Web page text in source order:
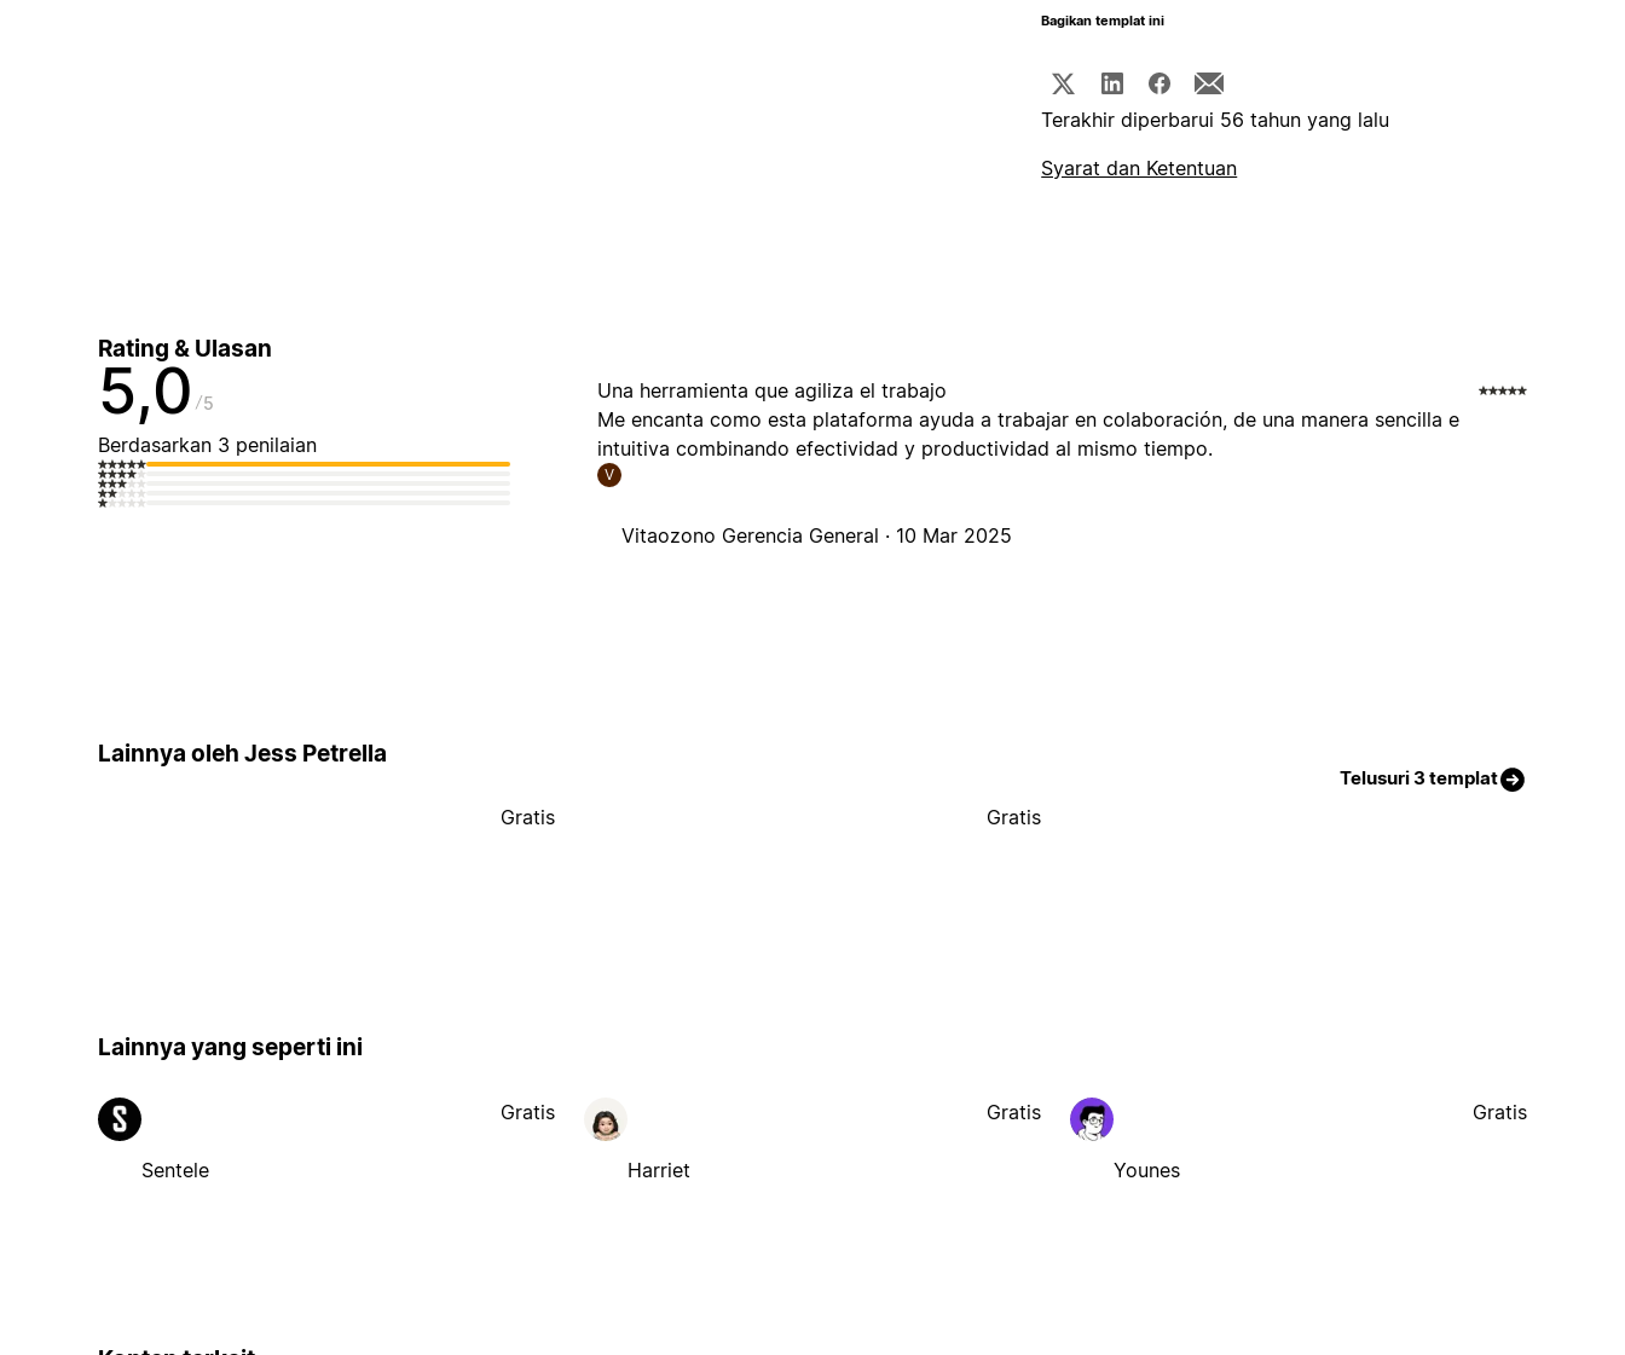
Bagikan templat ini
Terakhir diperbarui 56 tahun yang lalu
Syarat dan Ketentuan
Rating & Ulasan
5,0 5
Berdasarkan 3 penilaian
Una herramienta que agiliza el trabajo
Me encanta como esta plataforma ayuda a trabajar en colaboración, de una manera sencilla e
intuitiva combinando efectividad y productividad al mismo tiempo.
V
Vitaozono Gerencia General · 10 Mar 2025
Lainnya oleh Jess Petrella
Telusuri 3 templat
Gratis Gratis
Lainnya yang seperti ini
Sentele
Gratis
Harriet
Gratis
Younes
Gratis